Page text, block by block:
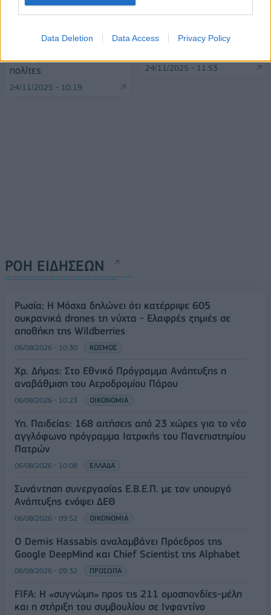
Data Deletion Data Access Privacy Policy
Δημοσκόπηση GPO:
Σταθερά πρώτη η ΝΔ -
Απαισιοδοξία για την
πολίτες
24/11/2025 - 10:19
Ελλάδα πρωταγωνιστεί
24/11/2025 - 11:53
ΡΟΗ ΕΙΔΗΣΕΩΝ
Ρωσία: Η Μόσχα δηλώνει ότι κατέρριψε 605
ουκρανικά drones τη νύχτα - Ελαφρές ζημιές σε
αποθήκη της Wildberries
06/08/2026 - 10:30 ΚΟΣΜΟΣ
Χρ. Δήμας: Στο Εθνικό Πρόγραμμα Ανάπτυξης η
αναβάθμιση του Αεροδρομίου Πάρου
06/08/2026 - 10:23 ΟΙΚΟΝΟΜΙΑ
Υπ. Παιδείας: 168 αιτήσεις από 23 χώρες για το νέο
αγγλόφωνο πρόγραμμα Ιατρικής του Πανεπιστημίου
Πατρών
06/08/2026 - 10:08 ΕΛΛΑΔΑ
Συνάντηση συνεργασίας Ε.Β.Ε.Π. με τον υπουργό
Ανάπτυξης ενόψει ΔΕΘ
06/08/2026 - 09:52 ΟΙΚΟΝΟΜΙΑ
Ο Demis Hassabis αναλαμβάνει Πρόεδρος της
Google DeepMind και Chief Scientist της Alphabet
06/08/2026 - 09:32 ΠΡΟΣΩΠΑ
FIFA: Η «συγνώμη» προς τις 211 ομοσπονδίες-μέλη
και η στήριξη του συμβουλίου σε Ινφαντίνο